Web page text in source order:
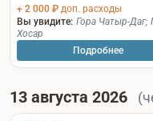
+ 2 000 ₽ доп. расходы
Вы увидите: Гора Чатыр-Даг;
Хосар
Подробнее
13 августа 2026